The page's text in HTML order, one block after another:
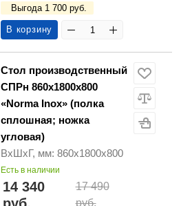
Выгода 1 700 руб.
В корзину
Стол производственный
СПРн 860х1800х800
«Norma Inox» (полка
сплошная; ножка
угловая)
ВхШхГ, мм: 860х1800х800
Есть в наличии
14 340
17 490
руб.